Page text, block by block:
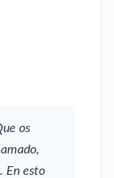
os
En esto